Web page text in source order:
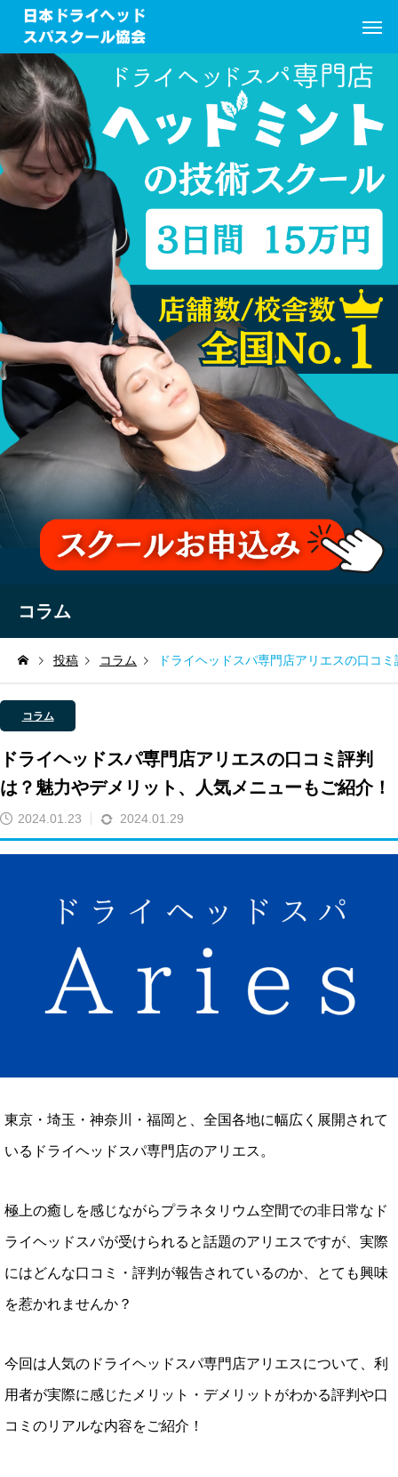
コラム
投稿 コラム ドライヘッドスパ専門店アリエスの口コ
コラム
ドライヘッドスパ専門店アリエスの口コミ評判
は？魅力やデメリット、人気メニューもご紹介！
2024.01.23 2024.01.29
東京・埼玉・神奈川・福岡と、全国各地に幅広く展開されて
いるドライヘッドスパ専門店のアリエス。
極上の癒しを感じながらプラネタリウム空間での非日常なド
ライヘッドスパが受けられると話題のアリエスですが、実際
にはどんな口コミ・評判が報告されているのか、とても興味
を惹かれませんか？
今回は人気のドライヘッドスパ専門店アリエスについて、利
用者が実際に感じたメリット・デメリットがわかる評判や口
コミのリアルな内容をご紹介！